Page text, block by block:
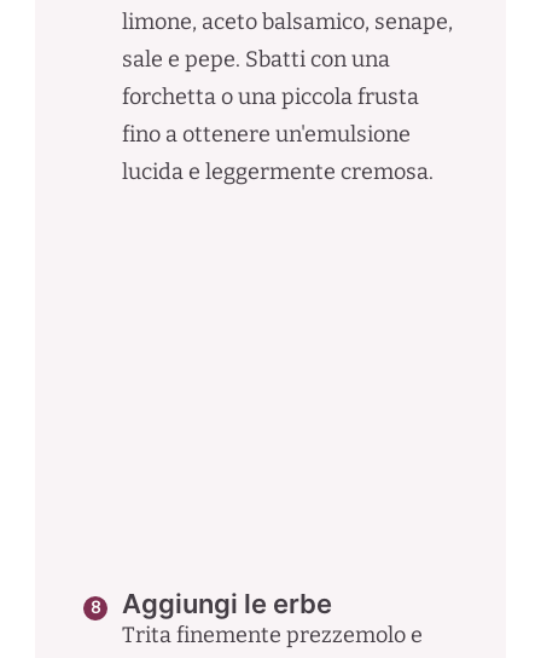
limone, aceto balsamico, senape,
sale e pepe. Sbatti con una
forchetta o una piccola frusta
fino a ottenere un'emulsione
lucida e leggermente cremosa.
Aggiungi le erbe
Trita finemente prezzemolo e